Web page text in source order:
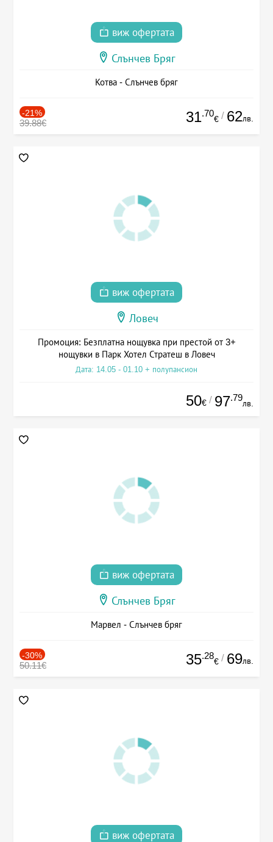
виж офертата
Слънчев Бряг
Котва - Слънчев бряг
-21%
39.88€ 31.70
€ / 62лв.
виж офертата
Ловеч
Промоция: Безплатна нощувка при престой от 3+
нощувки в Парк Хотел Стратеш в Ловеч
Дата: 14.05 - 01.10 + полупансион
50€ / 97.79
лв.
виж офертата
Слънчев Бряг
Марвел - Слънчев бряг
-30%
50.11€ 35.28
€ / 69лв.
виж офертата